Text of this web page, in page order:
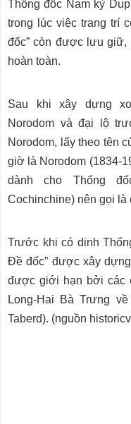
Thống đốc Nam kỳ
trong lúc việc trang trí
đốc” còn được lưu giữ,
hoàn toàn.
Sau khi xây dựng
Norodom và đại lộ
Norodom, lấy theo tên
giờ là Norodom (1834-
dành cho Thống
Cochinchine) nên gọi là
Trước khi có dinh
Đề đốc” được xây
được giới hạn bởi các
Long-Hai Bà Trưng
Taberd). (nguồn